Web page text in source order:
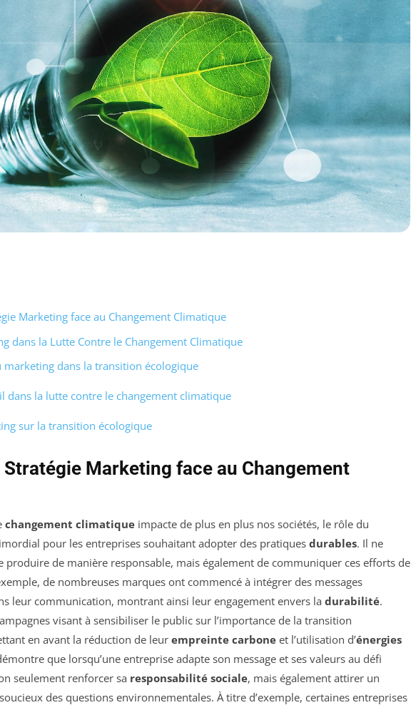
Marketing face au Changement Climatique
dans la Lutte Contre le Changement Climatique
dans la transition écologique
dans la lutte contre le changement climatique
sur la transition écologique
Marketing face au Changement
changement climatique impacte de plus en plus nos sociétés, le rôle du
pour les entreprises souhaitant adopter des pratiques durables. Il ne
produire de manière responsable, mais également de communiquer ces efforts de
de nombreuses marques ont commencé à intégrer des messages
leur communication, montrant ainsi leur engagement envers la durabilité.
visant à sensibiliser le public sur l’importance de la transition
en avant la réduction de leurempreinte carbone et l’utilisation d’énergies
que lorsqu’une entreprise adapte son message et ses valeurs au défi
seulement renforcer sa responsabilité sociale, mais également attirer un
des questions environnementales. À titre d’exemple, certaines entreprises